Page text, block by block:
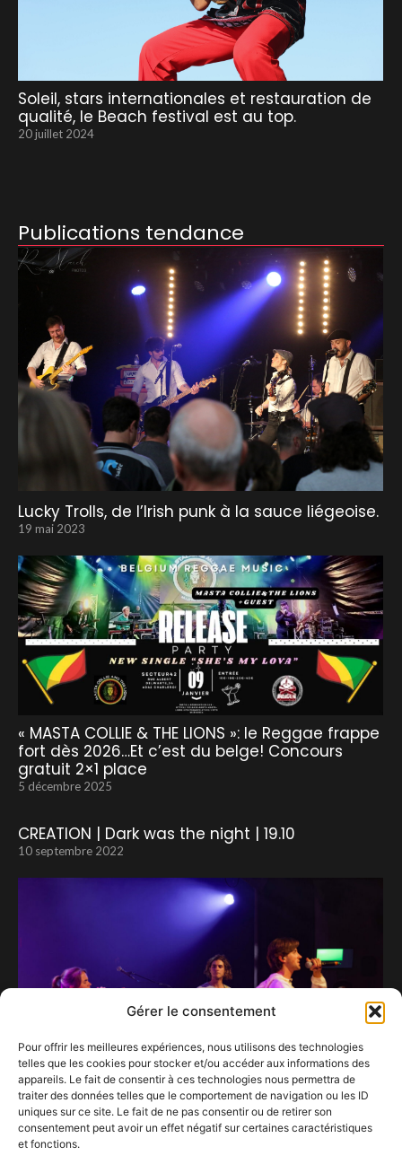
Gérer le consentement
Pour offrir les meilleures expériences, nous utilisons des technologies
telles que les cookies pour stocker et/ou accéder aux informations des
appareils. Le fait de consentir à ces technologies nous permettra de
traiter des données telles que le comportement de navigation ou les ID
uniques sur ce site. Le fait de ne pas consentir ou de retirer son
consentement peut avoir un effet négatif sur certaines caractéristiques
et fonctions.
Soleil, stars internationales et restauration de
qualité, le Beach festival est au top.
20 juillet 2024
Publications tendance
Lucky Trolls, de l’Irish punk à la sauce liégeoise.
19 mai 2023
« MASTA COLLIE & THE LIONS »: le Reggae frappe
fort dès 2026…Et c’est du belge! Concours
gratuit 2×1 place
5 décembre 2025
CREATION | Dark was the night | 19.10
10 septembre 2022
Diego : L’Ascension Musicale d’un Artiste